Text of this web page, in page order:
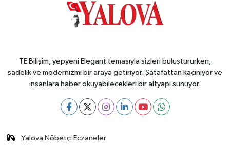
TE Bilişim, yepyeni Elegant temasıyla sizleri buluştururken,
sadelik ve modernizmi bir araya getiriyor. Şatafattan kaçınıyor ve
insanlara haber okuyabilecekleri bir altyapı sunuyor.
Yalova Nöbetçi Eczaneler